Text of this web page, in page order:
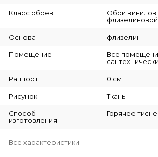
Класс обоев
Обои
Основа флизелин
Помещение
Все
Раппорт 0 см
Рисунок Ткань
Способ
изготовления
Горячее
Все характеристики